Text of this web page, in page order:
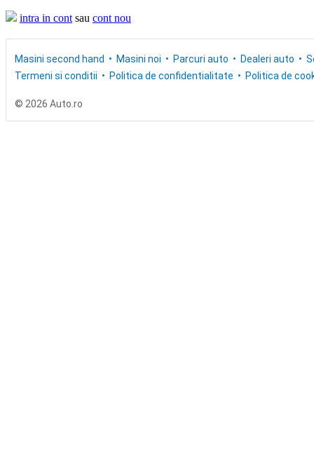
intra in cont sau cont nou
Masini second hand Masini noi Parcuri auto Dealeri auto
Termeni si conditii
Politica de confidentialitate Politica de
© 2026 Auto.ro